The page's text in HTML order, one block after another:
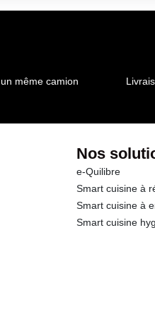
même camion
Nos
e-Quilibre
Smart cuisine à
Smart cuisine à
Smart cuisine